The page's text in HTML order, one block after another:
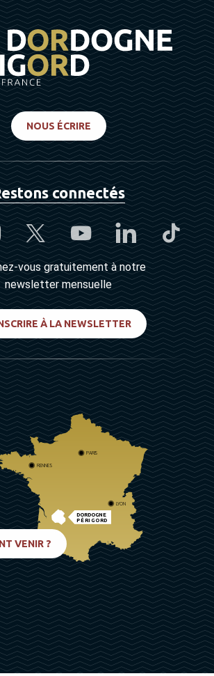
NOUS ÉCRIRE
connectés
vous gratuitement à notre
newsletter mensuelle
À LA NEWSLETTER
DORDOGNE
PÉRIGORD
PARIS
RENNES
LYON
VENIR ?